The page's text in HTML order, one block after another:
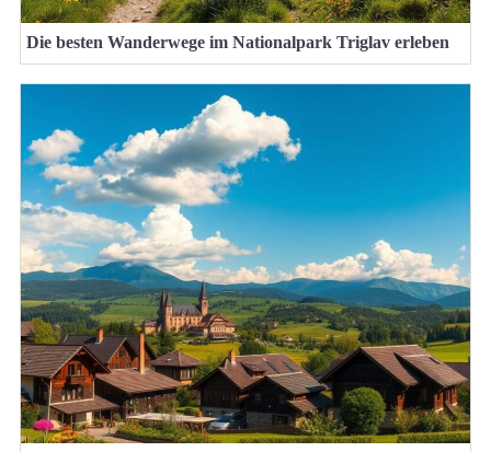
Die besten Wanderwege im Nationalpark Triglav erleben